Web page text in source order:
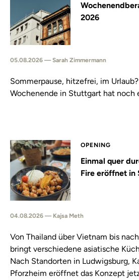
2026
05.08.2026 — Sarah Zimmermann
Sommerpause, hitzefrei, im
Wochenende in Stuttgart hat noch
OPENING
Einmal quer
Fire eröffnet
04.08.2026 — Kajsa Meth
Von Thailand über Vietnam bis
bringt verschiedene asiatische
Nach Standorten in Ludwigsburg,
Pforzheim eröffnet das Konzept